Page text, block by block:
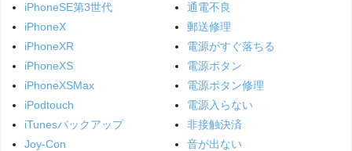
iPhoneSE第3世代
iPhoneX
iPhoneXR
iPhoneXS
iPhoneXSMax
iPodtouch
iTunesバックアップ
Joy-Con
通電不良
郵送修理
電源がすぐ落ちる
電源ボタン
電源ボタン修理
電源入らない
非接触決済
音が出ない